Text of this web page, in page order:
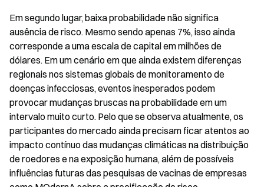
Em segundo lugar, baixa probabilidade não significa
ausência de risco. Mesmo sendo apenas 7%, isso ainda
corresponde a uma escala de capital em milhões de
dólares. Em um cenário em que ainda existem diferenças
regionais nos sistemas globais de monitoramento de
doenças infecciosas, eventos inesperados podem
provocar mudanças bruscas na probabilidade em um
intervalo muito curto. Pelo que se observa atualmente, os
participantes do mercado ainda precisam ficar atentos ao
impacto contínuo das mudanças climáticas na distribuição
de roedores e na exposição humana, além de possíveis
influências futuras das pesquisas de vacinas de empresas